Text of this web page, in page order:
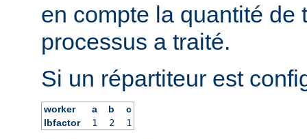
en compte la quantité de
processus a traité.
Si un répartiteur est
worker a b
c
lbfactor
1 2 1